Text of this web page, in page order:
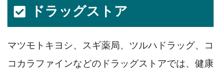
ドラッグストア
マツモトキヨシ、スギ薬局、ツルハドラッグ、コ
コカラファインなどのドラッグストアでは、健康